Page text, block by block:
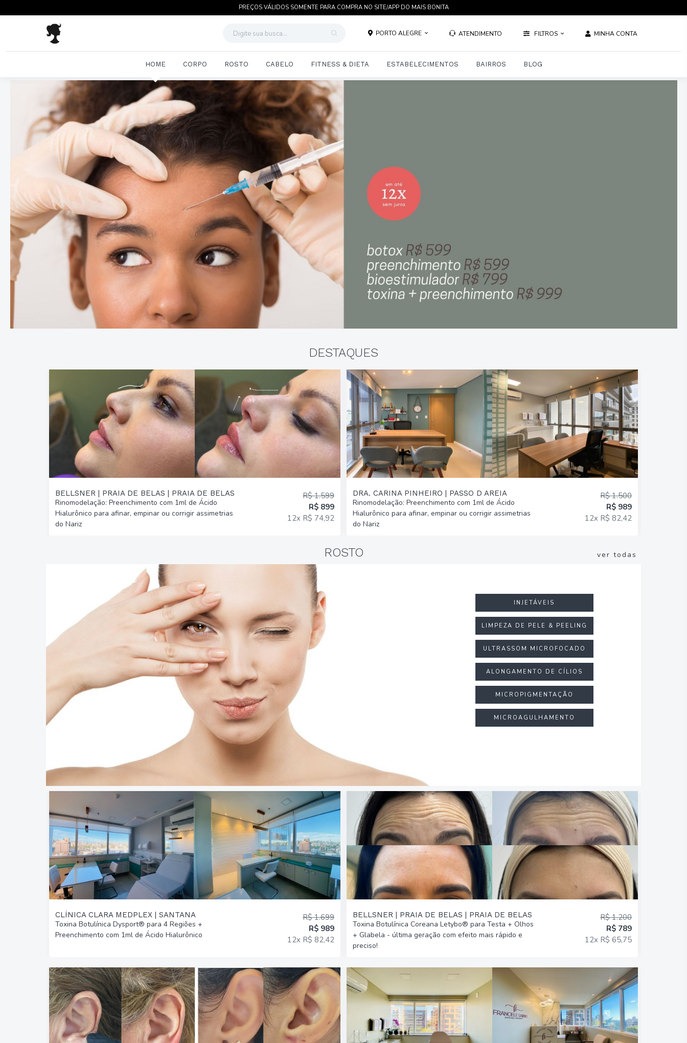
TRATAMENTOS COMPROVADOS CIENTIFICAMENTE EM ATÉ 12 X SEM JUROS
PORTO ALEGRE ATENDIMENTO FILTROS MINHA CONTA
HOME CORPO ROSTO CABELO FITNESS & DIETA ESTABELECIMENTOS BAIRROS BLOG
DESTAQUES
BELLSNER | PRAIA DE BELAS | PRAIA DE BELAS
Rinomodelação: Preenchimento com 1ml de Ácido
Hialurônico para afinar, empinar ou corrigir assimetrias
do Nariz
R$ 1.599
R$ 899
12x R$ 74,92
DRA. CARINA PINHEIRO | PASSO D AREIA
Rinomodelação: Preenchimento com 1ml de Ácido
Hialurônico para afinar, empinar ou corrigir assimetrias
do Nariz
R$ 1.500
R$ 989
12x R$ 82,42
ROSTO ver todas
INJETÁVEIS
LIMPEZA DE PELE & PEELING
ULTRASSOM MICROFOCADO
ALONGAMENTO DE CÍLIOS
MICROPIGMENTAÇÃO
MICROAGULHAMENTO
CLÍNICA CLARA MEDPLEX | SANTANA
Toxina Botulínica Dysport® para 4 Regiões +
Preenchimento com 1ml de Ácido Hialurônico
R$ 1.699
R$ 989
12x R$ 82,42
BELLSNER | PRAIA DE BELAS | PRAIA DE BELAS
Toxina Botulínica Coreana Letybo® para Testa + Olhos
+ Glabela - última geração com efeito mais rápido e
preciso!
R$ 1.200
R$ 789
12x R$ 65,75